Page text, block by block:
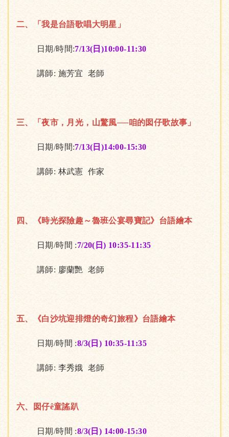
二、「我是台語歌唱大明星」
日期/時間:7/13(日)10:00-11:30
講師: 施芳宜 老師
三、「夜市，月光，山驚風──咱的囡仔歌故事」
日期/時間:7/13(日)14:00-15:30
講師: 林武憲 作家
四、《時光探險趣～魯班公宴尋寶記》台語繪本
日期/時間 :7/20(日) 10:35-11:35
講師: 廖蘭艷 老師
五、《白沙坑迎排燈的奇幻旅程》台語繪本
日期/時間 :8/3(日) 10:35-11:35
講師: 李秀娥 老師
六、囡仔ê童謠趴
日期/時間 :8/3(日) 14:00-15:30